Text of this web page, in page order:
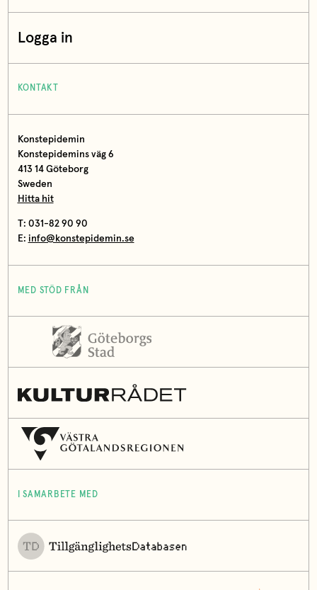
Logga in
KONTAKT
Konstepidemin
Konstepidemins väg 6
413 14 Göteborg
Sweden
Hitta hit
T: 031-82 90 90
E: info@konstepidemin.se
MED STÖD FRÅN
I SAMARBETE MED